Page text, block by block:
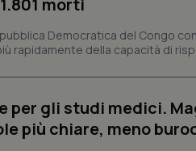
morti
Democratica del Congo
rapidamente della capacità di
per gli studi medici.
più chiare, meno
CookieScript